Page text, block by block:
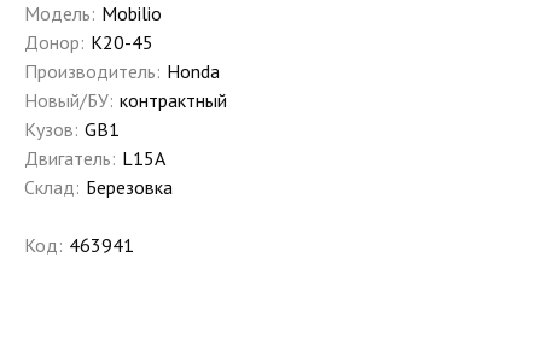
Модель: Mobilio
Донор: K20-45
Производитель: Honda
Новый/БУ: контрактный
Кузов: GB1
Двигатель: L15A
Склад: Березовка
Код: 463941